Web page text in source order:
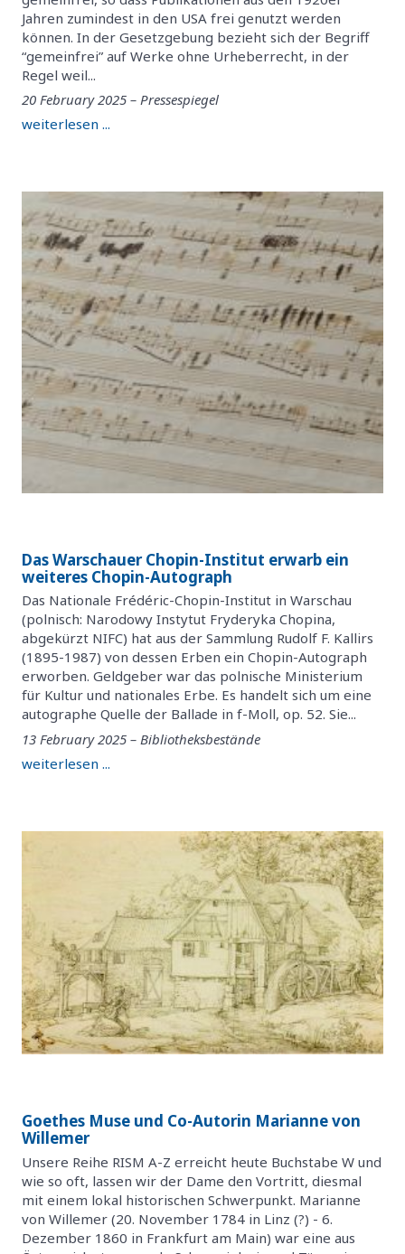
Jahren zumindest in den USA frei genutzt werden
können. In der Gesetzgebung bezieht sich der Begriff
“gemeinfrei” auf Werke ohne Urheberrecht, in der
Regel weil...
20 February 2025 – Pressespiegel
weiterlesen ...
Das Warschauer Chopin-Institut erwarb ein
weiteres Chopin-Autograph
Das Nationale Frédéric-Chopin-Institut in Warschau
(polnisch: Narodowy Instytut Fryderyka Chopina,
abgekürzt NIFC) hat aus der Sammlung Rudolf F. Kallirs
(1895-1987) von dessen Erben ein Chopin-Autograph
erworben. Geldgeber war das polnische Ministerium
für Kultur und nationales Erbe. Es handelt sich um eine
autographe Quelle der Ballade in f-Moll, op. 52. Sie...
13 February 2025 – Bibliotheksbestände
weiterlesen ...
Goethes Muse und Co-Autorin Marianne von
Willemer
Unsere Reihe RISM A-Z erreicht heute Buchstabe W und
wie so oft, lassen wir der Dame den Vortritt, diesmal
mit einem lokal historischen Schwerpunkt. Marianne
von Willemer (20. November 1784 in Linz (?) - 6.
Dezember 1860 in Frankfurt am Main) war eine aus